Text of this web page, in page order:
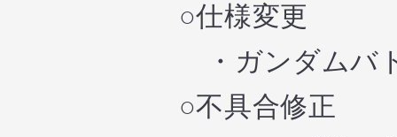
○仕様変更
・ガンダムバト
○不具合修正